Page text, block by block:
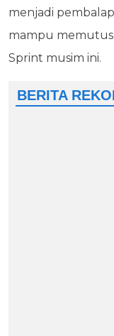
menjadi
mampu
Sprint musim ini.